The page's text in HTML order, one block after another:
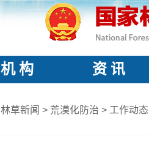
机 构 资 讯
林草新闻 > 荒漠化防治 > 工作动态